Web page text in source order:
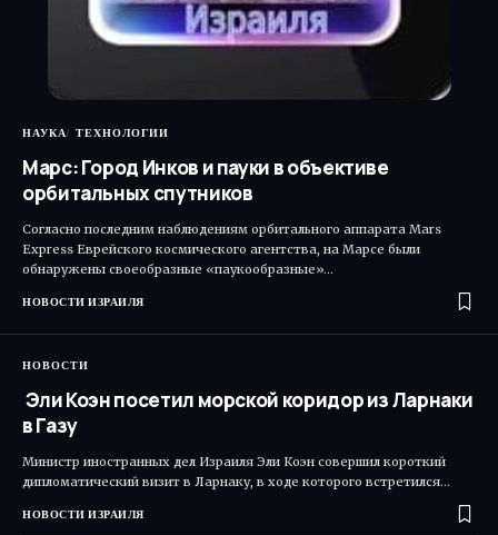
НАУКА ТЕХНОЛОГИИ
Марс: Город Инков и пауки в объективе
орбитальных спутников
Согласно последним наблюдениям орбитального аппарата Mars
Express Еврейского космического агентства, на Марсе были
обнаружены своеобразные «паукообразные»…
НОВОСТИ ИЗРАИЛЯ
НОВОСТИ
Эли Коэн посетил морской коридор из Ларнаки
в Газу
Министр иностранных дел Израиля Эли Коэн совершил короткий
дипломатический визит в Ларнаку, в ходе которого встретился…
НОВОСТИ ИЗРАИЛЯ